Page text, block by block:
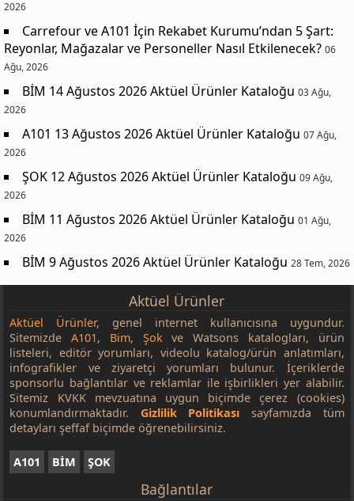
2026
Carrefour ve A101 İçin Rekabet Kurumu’ndan 5 Şart:
Reyonlar, Mağazalar ve Personeller Nasıl Etkilenecek? 06
Ağu, 2026
BİM 14 Ağustos 2026 Aktüel Ürünler Kataloğu 03 Ağu,
2026
A101 13 Ağustos 2026 Aktüel Ürünler Kataloğu 07 Ağu,
2026
ŞOK 12 Ağustos 2026 Aktüel Ürünler Kataloğu 09 Ağu,
2026
BİM 11 Ağustos 2026 Aktüel Ürünler Kataloğu 01 Ağu,
2026
BİM 9 Ağustos 2026 Aktüel Ürünler Kataloğu 28 Tem, 2026
Aktüel Ürünler
Aktüel Ürünler, genel internet kullanıcısına uygundur.
SitemizdeA101, Bim, Şokve Watsons katalogları, ürün
listeleri, editör yorumları, videolu katalog/ürün anlatımları,
infografikler ve ziyaretçi yorumları bulunur. İçeriklerde
sponsorlu bağlantılar ve reklamlar ile işbirlikleri yer alabilir.
Sitemiz KVKK mevzuatına uygun biçimde çerez (cookies)
konumlandırmaktadır. Gizlilik Politikası sayfamızda tüm
detayları şeffaf biçimde öğrenebilirsiniz.
A101 BİM ŞOK
Bağlantılar